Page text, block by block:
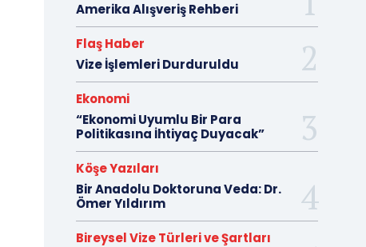
Amerika Alışveriş Rehberi
Flaş Haber
Vize İşlemleri Durduruldu
Ekonomi
“Ekonomi Uyumlu Bir Para
Politikasına İhtiyaç Duyacak”
Köşe Yazıları
Bir Anadolu Doktoruna Veda: Dr.
Ömer Yıldırım
Bireysel Vize Türleri ve Şartları